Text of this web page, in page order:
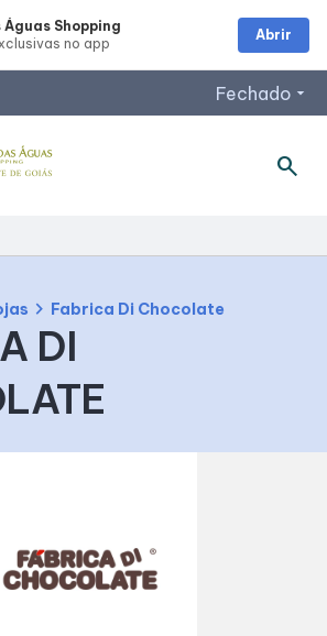
Fechado arrow_drop_down
todos os horários
search
chevron_right Fabrica Di Chocolate
DI
Shopping
Abrir